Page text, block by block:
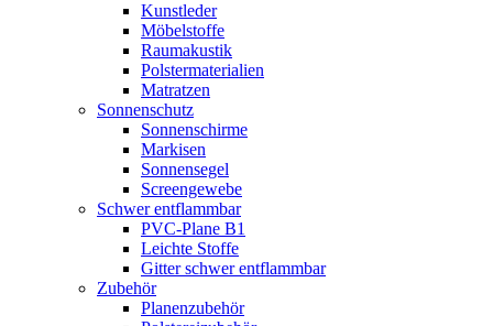
Kunstleder
Möbelstoffe
Raumakustik
Polstermaterialien
Matratzen
Sonnenschutz
Sonnenschirme
Markisen
Sonnensegel
Screengewebe
Schwer entflammbar
PVC-Plane B1
Leichte Stoffe
Gitter schwer entflammbar
Zubehör
Planenzubehör